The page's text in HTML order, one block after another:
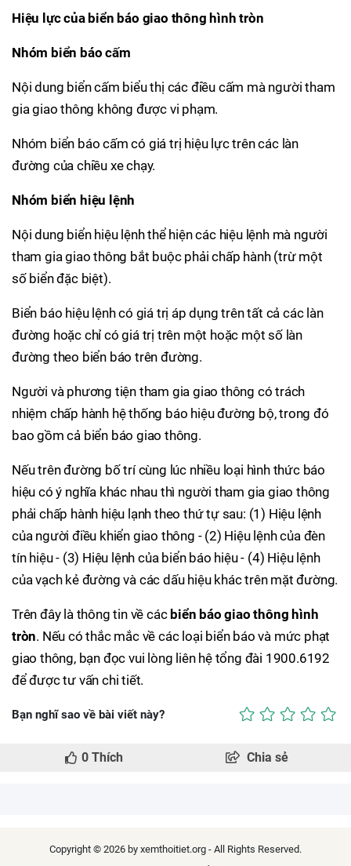
Hiệu lực của biển báo giao thông hình tròn
Nhóm biển báo cấm
Nội dung biển cấm biểu thị các điều cấm mà người tham
gia giao thông không được vi phạm.
Nhóm biển báo cấm có giá trị hiệu lực trên các làn
đường của chiều xe chạy.
Nhóm biển hiệu lệnh
Nội dung biển hiệu lệnh thể hiện các hiệu lệnh mà người
tham gia giao thông bắt buộc phải chấp hành (trừ một
số biển đặc biệt).
Biển báo hiệu lệnh có giá trị áp dụng trên tất cả các làn
đường hoặc chỉ có giá trị trên một hoặc một số làn
đường theo biển báo trên đường.
Người và phương tiện tham gia giao thông có trách
nhiệm chấp hành hệ thống báo hiệu đường bộ, trong đó
bao gồm cả biển báo giao thông.
Nếu trên đường bố trí cùng lúc nhiều loại hình thức báo
hiệu có ý nghĩa khác nhau thì người tham gia giao thông
phải chấp hành hiệu lạnh theo thứ tự sau: (1) Hiệu lệnh
của người điều khiển giao thông - (2) Hiệu lệnh của đèn
tín hiệu - (3) Hiệu lệnh của biển báo hiệu - (4) Hiệu lệnh
của vạch kẻ đường và các dấu hiệu khác trên mặt đường.
Trên đây là thông tin về các biển báo giao thông hình
tròn. Nếu có thắc mắc về các loại biển báo và mức phạt
giao thông, bạn đọc vui lòng liên hệ tổng đài 1900.6192
để được tư vấn chi tiết.
Bạn nghĩ sao về bài viết này?
0 Thích Chia sẻ
Copyright © 2026 by xemthoitiet.org - All Rights Reserved.